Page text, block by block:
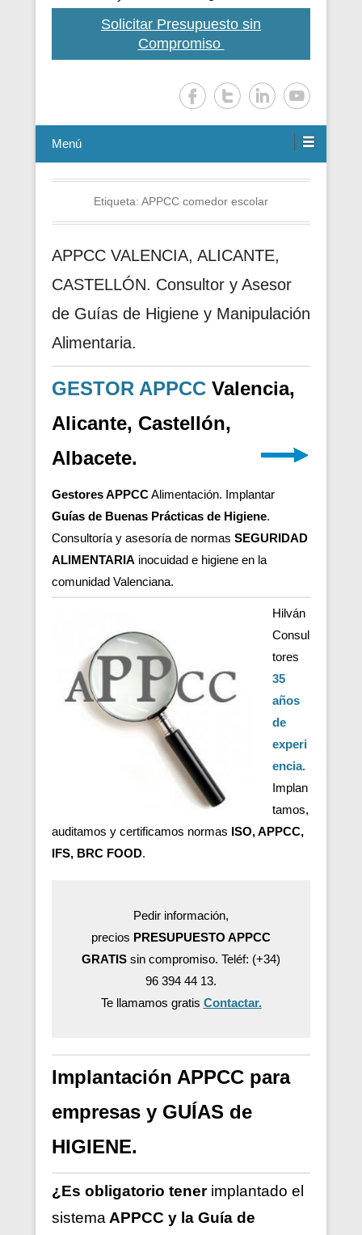
Solicitar Presupuesto sin
Compromiso
Menú
Etiqueta: APPCC comedor escolar
APPCC VALENCIA, ALICANTE,
CASTELLÓN. Consultor y Asesor
de Guías de Higiene y Manipulación
Alimentaria.
GESTOR APPCC Valencia,
Alicante, Castellón,
Albacete.
Gestores APPCCAlimentación. Implantar
Guías de Buenas Prácticas de Higiene.
Consultoría y asesoría de normas SEGURIDAD
ALIMENTARIA inocuidad e higiene en la
comunidad Valenciana.
Hilván
Consul
tores
35
años
de
experi
encia.
Implan
tamos,
auditamos y certificamos normas ISO, APPCC,
IFS, BRC FOOD.
Pedir información,
precios PRESUPUESTO APPCC
GRATIS sin compromiso. Teléf: (+34)
96 394 44 13.
Te llamamos gratis Contactar.
Implantación APPCC para
empresas y GUÍAS de
HIGIENE.
¿Es obligatorio tener implantado el
sistema APPCC y la Guía de